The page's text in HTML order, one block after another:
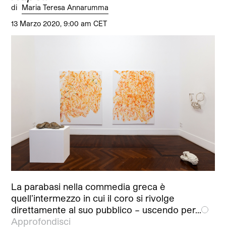
di Maria Teresa Annarumma
13 Marzo 2020, 9:00 am CET
La parabasi nella commedia greca è
quell’intermezzo in cui il coro si rivolge
direttamente al suo pubblico – uscendo per…
Approfondisci